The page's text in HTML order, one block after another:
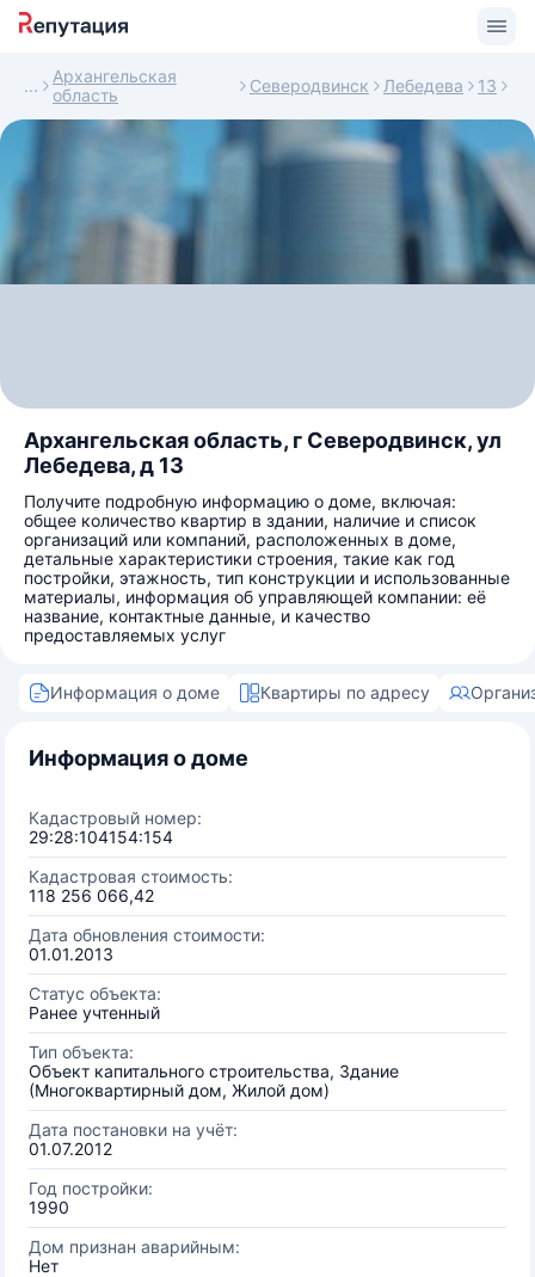
Архангельская
область
Северодвинск Лебедева 13
Архангельская область, г Северодвинск, ул
Лебедева, д 13
Получите подробную информацию о доме, включая:
общее количество квартир в здании, наличие и список
организаций или компаний, расположенных в доме,
детальные характеристики строения, такие как год
постройки, этажность, тип конструкции и использованные
материалы, информация об управляющей компании: её
название, контактные данные, и качество
предоставляемых услуг
Информация о доме Квартиры по адресу
Информация о доме
Кадастровый номер:
29:28:104154:154
Кадастровая стоимость:
118 256 066,42
Дата обновления стоимости:
01.01.2013
Статус объекта:
Ранее учтенный
Тип объекта:
Объект капитального строительства, Здание
(Многоквартирный дом, Жилой дом)
Дата постановки на учёт:
01.07.2012
Год постройки:
1990
Дом признан аварийным:
Нет